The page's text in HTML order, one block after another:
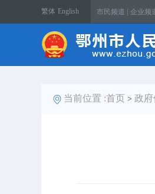
繁体 English 市民频道 | 企业频
当前位置 :首页 > 政府